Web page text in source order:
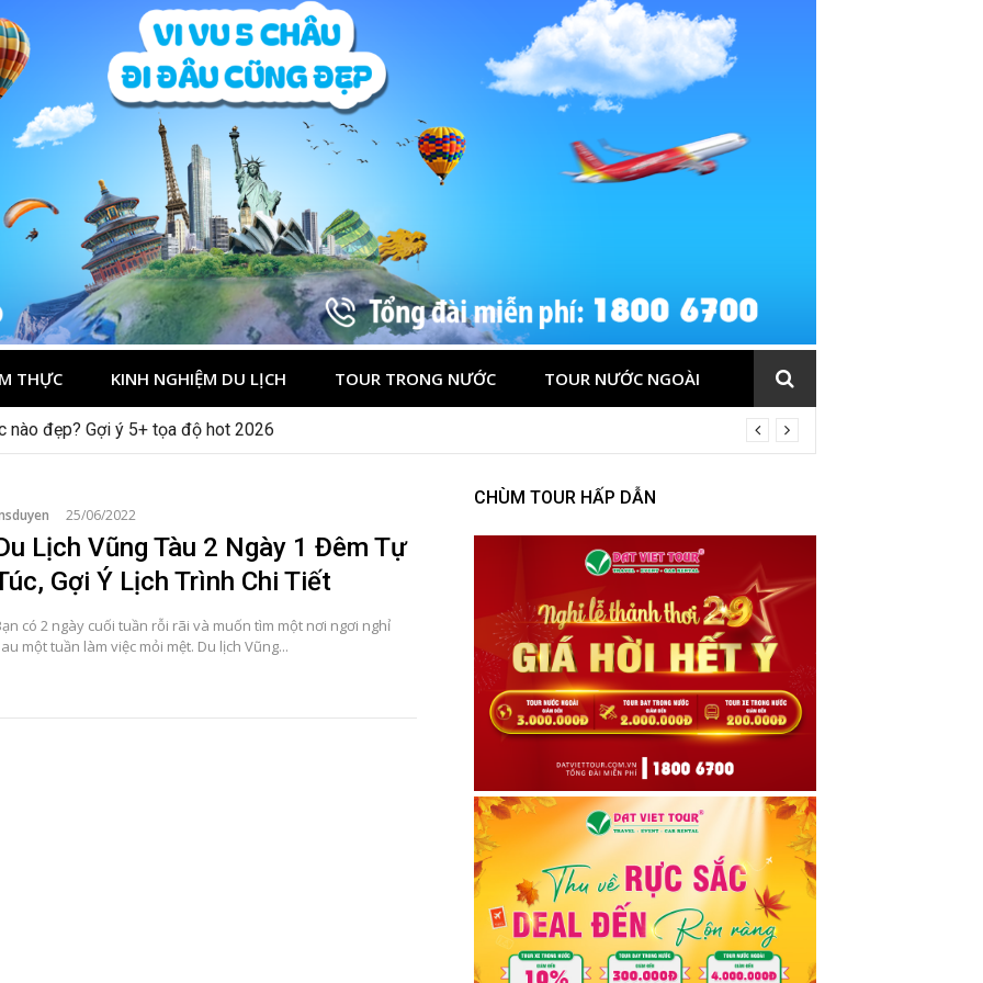
THỰC KINH NGHIỆM DU LỊCH TOUR TRONG NƯỚC TOUR NƯỚC NGOÀI
nào đẹp? Gợi ý 5+ tọa độ hot 2026
đầu cho khách Việt
25/06/2022
Lịch Vũng Tàu 2 Ngày 1 Đêm Tự
Gợi Ý Lịch Trình Chi Tiết
có 2 ngày cuối tuần rỗi rãi và muốn tìm một nơi ngơi nghỉ
một tuần làm việc mỏi mệt. Du lịch Vũng...
CHÙM TOUR HẤP DẪN